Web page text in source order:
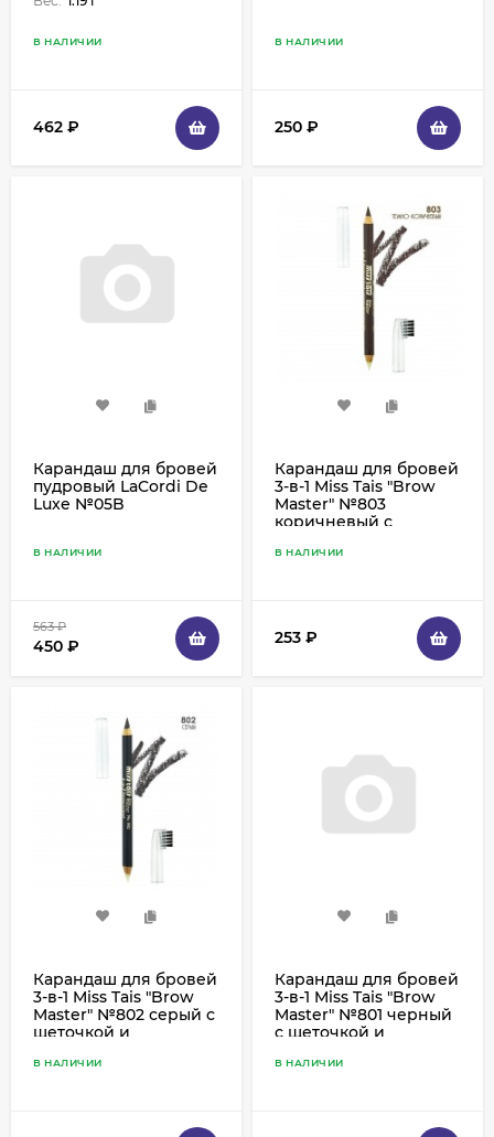
В НАЛИЧИИ
462 ₽
В НАЛИЧИИ
250 ₽
Карандаш для бровей
пудровый LaCordi De
Luxe №05B
В НАЛИЧИИ
563₽
450 ₽
Карандаш для бровей
3-в-1 Miss Tais "Brow
Master" №803
коричневый с
фиксирующим гелем
В НАЛИЧИИ
253 ₽
Карандаш для бровей
3-в-1 Miss Tais "Brow
Master" №802 серый с
щеточкой и
В НАЛИЧИИ
Карандаш для бровей
3-в-1 Miss Tais "Brow
Master" №801 черный
с щеточкой и
В НАЛИЧИИ